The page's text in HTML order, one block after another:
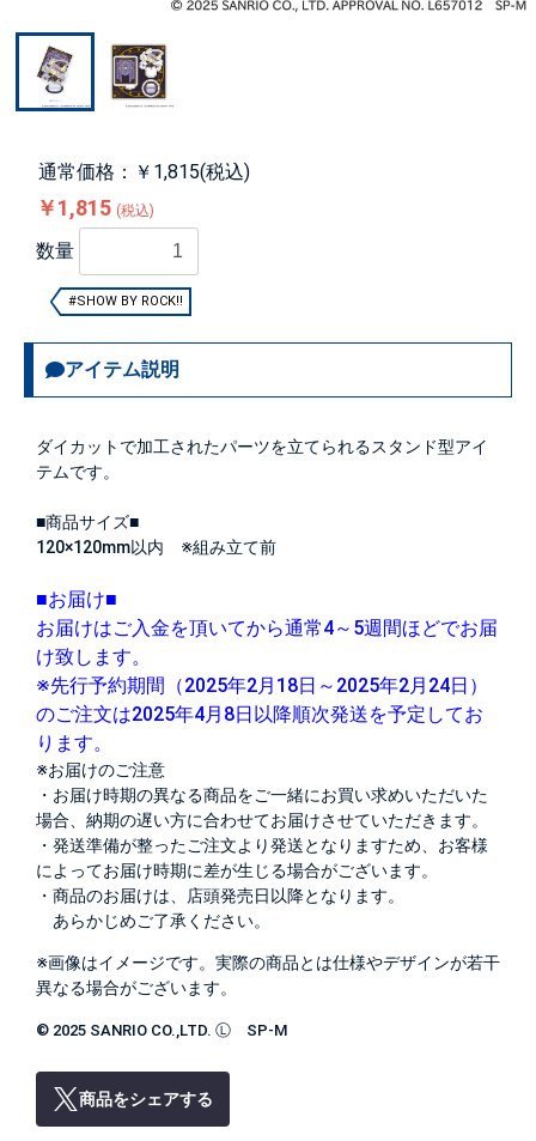
通常価格：￥1,815(税込)
￥1,815 (税込)
数量
#SHOW BY ROCK!!
アイテム説明
ダイカットで加工されたパーツを立てられるスタンド型アイ
テムです。
■商品サイズ■
120×120mm以内 ※組み立て前
■お届け■
お届けはご入金を頂いてから通常4～5週間ほどでお届
け致します。
※先行予約期間（2025年2月18日～2025年2月24日）
のご注文は2025年4月8日以降順次発送を予定してお
ります。
※お届けのご注意
・お届け時期の異なる商品をご一緒にお買い求めいただいた
場合、納期の遅い方に合わせてお届けさせていただきます。
・発送準備が整ったご注文より発送となりますため、お客様
によってお届け時期に差が生じる場合がございます。
・商品のお届けは、店頭発売日以降となります。
あらかじめご了承ください。
※画像はイメージです。実際の商品とは仕様やデザインが若干
異なる場合がございます。
© 2025 SANRIO CO.,LTD. Ⓛ SP-M
商品をシェアする